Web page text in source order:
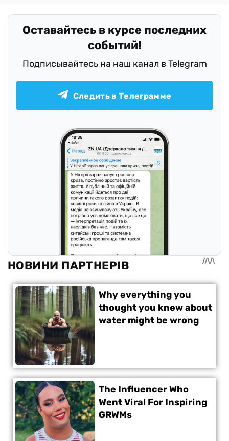
Оставайтесь в курсе последних
событий!
Подписывайтесь на наш канал в Telegram
Следить в Телеграмме